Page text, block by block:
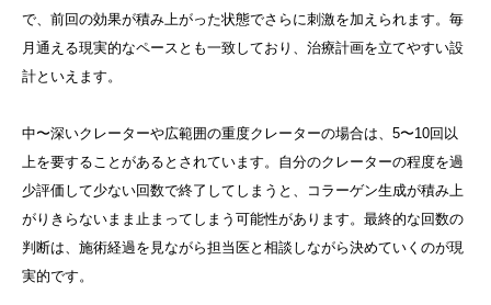
で、前回の効果が積み上がった状態でさらに刺激を加えられます。毎
月通える現実的なペースとも一致しており、治療計画を立てやすい設
計といえます。
中〜深いクレーターや広範囲の重度クレーターの場合は、5〜10回以
上を要することがあるとされています。自分のクレーターの程度を過
少評価して少ない回数で終了してしまうと、コラーゲン生成が積み上
がりきらないまま止まってしまう可能性があります。最終的な回数の
判断は、施術経過を見ながら担当医と相談しながら決めていくのが現
実的です。